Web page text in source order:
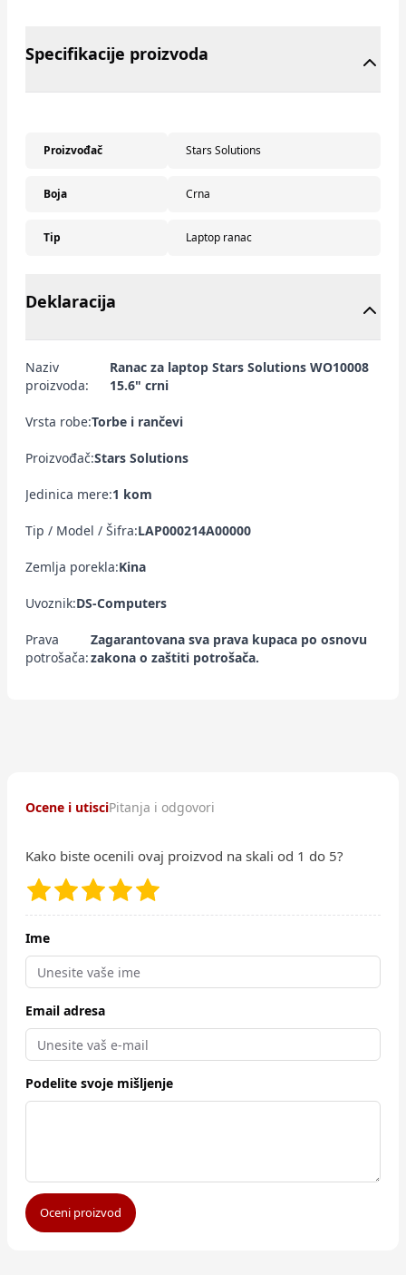
Specifikacije proizvoda
Proizvođač Stars Solutions
Boja Crna
Tip Laptop ranac
Deklaracija
Naziv
proizvoda:
Ranac za laptop Stars Solutions WO10008
15.6" crni
Vrsta robe:Torbe i rančevi
Proizvođač:Stars Solutions
Jedinica mere:1 kom
Tip / Model / Šifra:LAP000214A00000
Zemlja porekla:Kina
Uvoznik:DS-Computers
Prava
potrošača:
Zagarantovana sva prava kupaca po osnovu
zakona o zaštiti potrošača.
Ocene i utisciPitanja i odgovori
Kako biste ocenili ovaj proizvod na skali od 1 do 5?
Ime
Email adresa
Podelite svoje mišljenje
Oceni proizvod